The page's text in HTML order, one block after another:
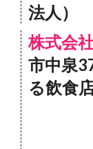
法人）
株式会
市中泉
る飲食